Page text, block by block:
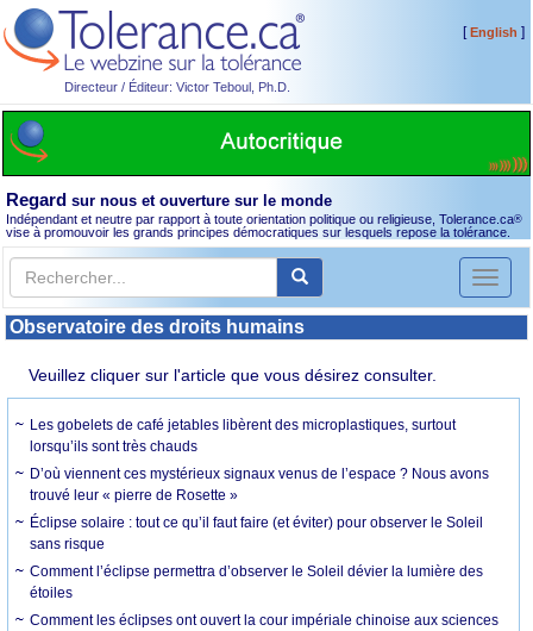
Directeur / Éditeur: Victor Teboul, Ph.D.
[English ]
Regard sur nous et ouverture sur le monde
Indépendant et neutre par rapport à toute orientation politique ou religieuse, Tolerance.ca®
vise à promouvoir les grands principes démocratiques sur lesquels repose la tolérance.
Toggle
Observatoire des droits humains
Veuillez cliquer sur l'article que vous désirez consulter.
Les gobelets de café jetables libèrent des microplastiques, surtout
lorsqu’ils sont très chauds
D’où viennent ces mystérieux signaux venus de l’espace ? Nous avons
trouvé leur « pierre de Rosette »
Éclipse solaire : tout ce qu’il faut faire (et éviter) pour observer le Soleil
sans risque
Comment l’éclipse permettra d’observer le Soleil dévier la lumière des
étoiles
Comment les éclipses ont ouvert la cour impériale chinoise aux sciences